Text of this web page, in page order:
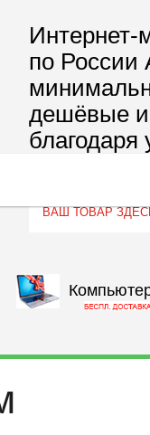
Интернет-
по России
дешёвые и
благодаря